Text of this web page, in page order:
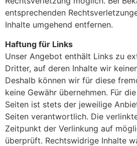
entsprechenden
Inhalte umgehend entfernen.
Haftung für Links
Unser Angebot enthält Links zu
Dritter, auf deren Inhalte wir
Deshalb können wir für diese
keine Gewähr übernehmen. Für
Seiten ist stets der jeweilige
Seiten verantwortlich. Die
Zeitpunkt der Verlinkung auf
überprüft. Rechtswidrige Inhalte